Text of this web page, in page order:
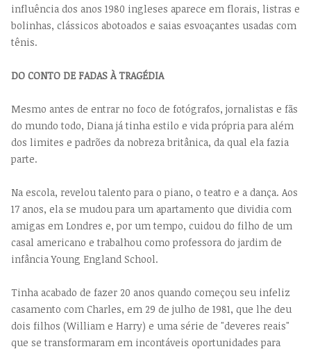
influência dos anos 1980 ingleses aparece em florais, listras e
bolinhas, clássicos abotoados e saias esvoaçantes usadas com
tênis.
DO CONTO DE FADAS À TRAGÉDIA
Mesmo antes de entrar no foco de fotógrafos, jornalistas e fãs
do mundo todo, Diana já tinha estilo e vida própria para além
dos limites e padrões da nobreza britânica, da qual ela fazia
parte.
Na escola, revelou talento para o piano, o teatro e a dança. Aos
17 anos, ela se mudou para um apartamento que dividia com
amigas em Londres e, por um tempo, cuidou do filho de um
casal americano e trabalhou como professora do jardim de
infância Young England School.
Tinha acabado de fazer 20 anos quando começou seu infeliz
casamento com Charles, em 29 de julho de 1981, que lhe deu
dois filhos (William e Harry) e uma série de "deveres reais"
que se transformaram em incontáveis oportunidades para